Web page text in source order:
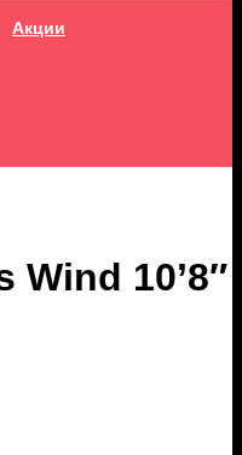
Акции
Wind 10’8″